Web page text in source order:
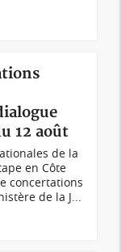
12 août
de la
en Côte
concertations
de la J...